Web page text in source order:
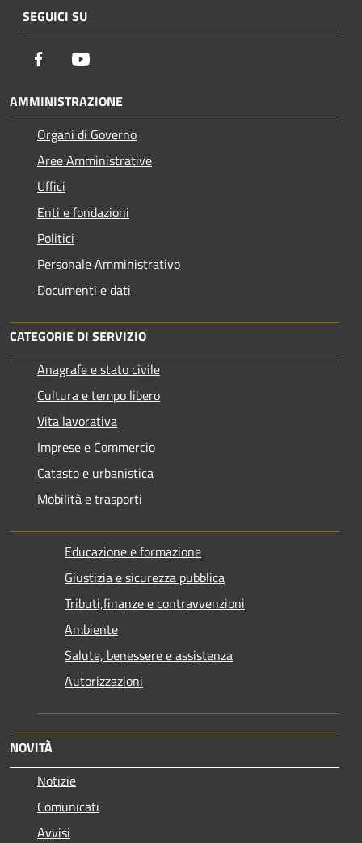
SEGUICI SU
Facebook
AMMINISTRAZIONE
Organi di Governo
Aree Amministrative
Uffici
Enti e fondazioni
Politici
Personale Amministrativo
Documenti e dati
CATEGORIE DI SERVIZIO
Anagrafe e stato civile
Cultura e tempo libero
Vita lavorativa
Imprese e Commercio
Catasto e urbanistica
Mobilità e trasporti
Educazione e formazione
Giustizia e sicurezza pubblica
Tributi,finanze e contravvenzioni
Ambiente
Salute, benessere e assistenza
Autorizzazioni
NOVITÀ
Notizie
Comunicati
Avvisi